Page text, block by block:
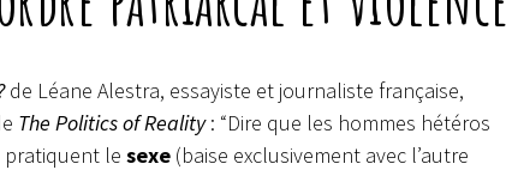
de Léane Alestra, essayiste et journaliste française,
The Politics of Reality: “Dire que les hommes hétéros
pratiquent le sexe (baise exclusivement avec l’autre